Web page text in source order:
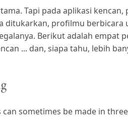
Tapi pada aplikasi kencan,
ditukarkan, profilmu berbicara
Berikut adalah empat
... dan, siapa tahu, lebih
sometimes be made in